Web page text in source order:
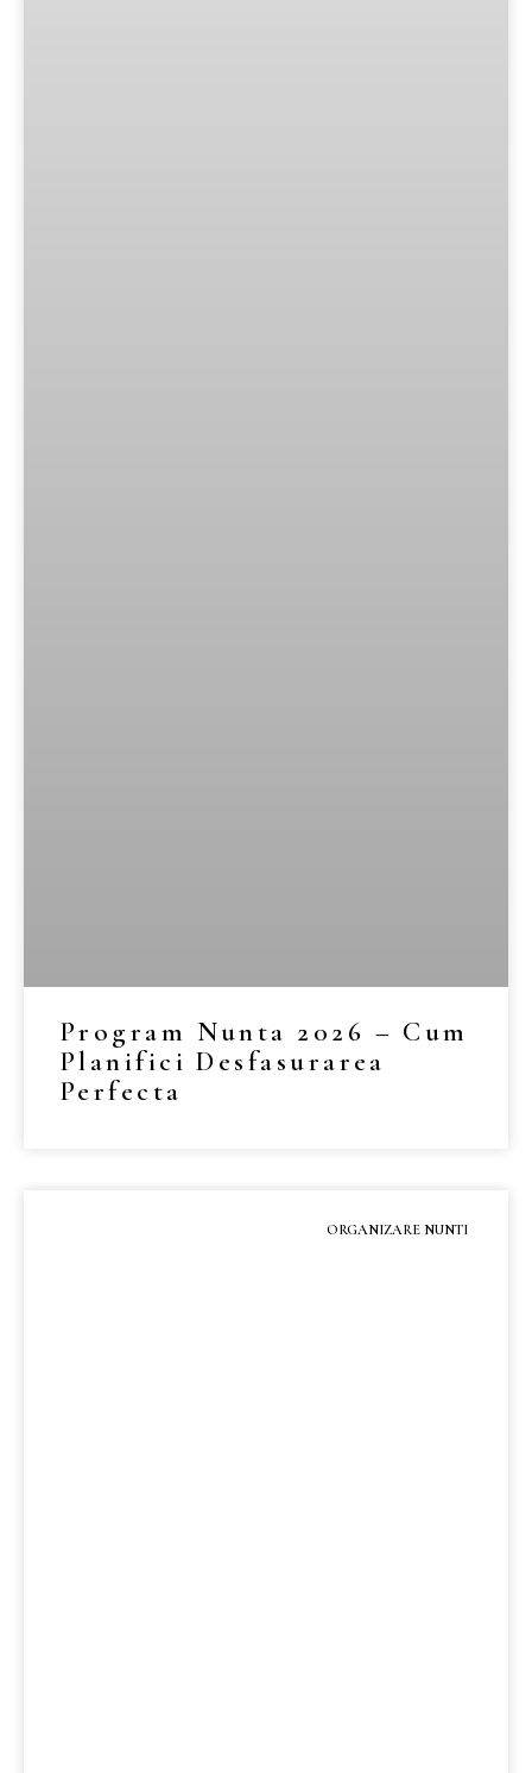
Program Nunta 2026 – Cum
Planifici Desfasurarea
Perfecta
ORGANIZARE NUNTI